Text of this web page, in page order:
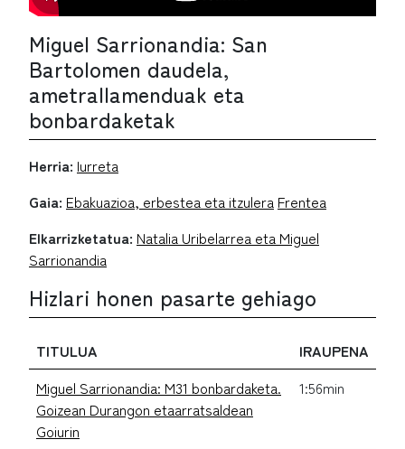
Miguel Sarrionandia: San
Bartolomen daudela,
ametrallamenduak eta
bonbardaketak
Herria: Iurreta
Gaia: Ebakuazioa, erbestea eta itzulera Frentea
Elkarrizketatua: Natalia Uribelarrea eta Miguel
Sarrionandia
Hizlari honen pasarte gehiago
TITULUA
IRAUPENA
Miguel Sarrionandia: M31 bonbardaketa.
Goizean Durangon etaarratsaldean
Goiurin
1:56min